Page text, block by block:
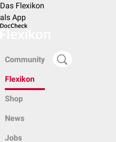
Das Flexikon
als App
Community
Flexikon
Shop
News
Jobs